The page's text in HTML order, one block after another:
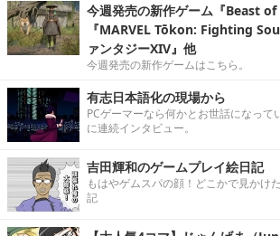
今週発売の新作ゲーム『Beast
『MARVEL Tōkon: Fighting
ァンタジーXIV』他
今週発売の新作ゲームはこちら。
有志日本語化の現場から
PCゲーマーなら何かとお世話になって
に連続インタビュー。
吉田輝和のゲームプレイ絵日記
もはやゲムスパの顔！どこかで見かけ
記